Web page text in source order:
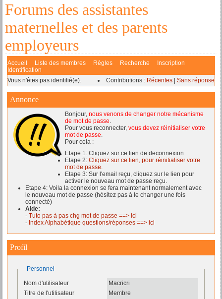
Forums des assistantes
maternelles et des parents
employeurs
Accueil Liste des membres Règles Recherche
Inscription
Identification
Vous n'êtes pas identifié(e).
Contributions : Récentes Sans réponse
Annonce
Bonjour, nous venons de changer notre mécanisme
de mot de passe.
Pour vous reconnecter, vous devez réinitialiser votre
mot de passe.
Pour cela :
Etape 1: Cliquez sur ce lien de deconnexion
Etape 2: Cliquez sur ce lien, pour réinitialiser votre
mot de passe.
Etape 3: Sur l'email reçu, cliquez sur le lien pour
activer le nouveau mot de passe reçu.
Etape 4: Voila la connexion se fera maintenant normalement avec
le nouveau mot de passe (hésitez pas à le changer une fois
connecté)
Aide:
- Tuto pas à pas chg mot de passe ==> ici
- Index Alphabétique questions/réponses ==> ici
Profil
Personnel
Nom d'utilisateur
Macricri
Titre de l'utilisateur
Membre